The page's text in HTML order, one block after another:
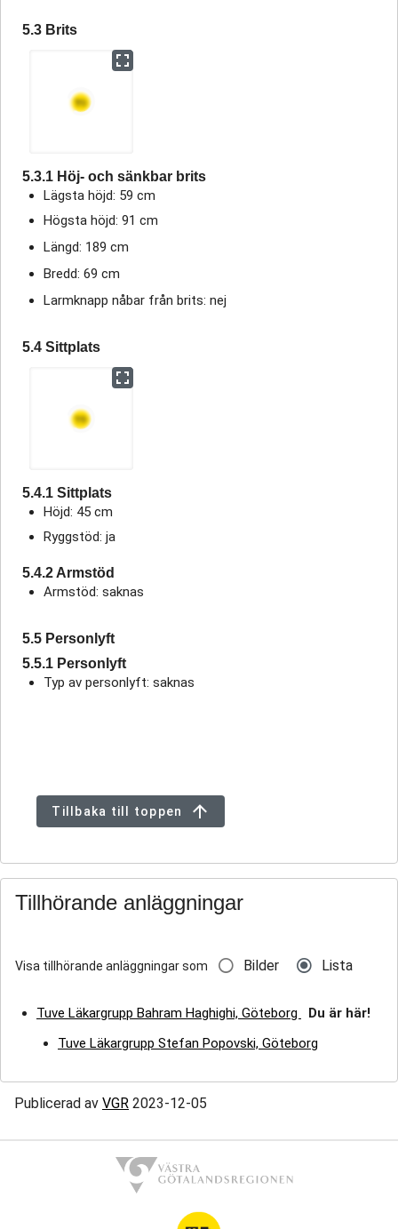
5.3 Brits
5.3.1 Höj- och sänkbar brits
Lägsta höjd: 59 cm
Högsta höjd: 91 cm
Längd: 189 cm
Bredd: 69 cm
Larmknapp nåbar från brits: nej
5.4 Sittplats
5.4.1 Sittplats
Höjd: 45 cm
Ryggstöd: ja
5.4.2 Armstöd
Armstöd: saknas
5.5 Personlyft
5.5.1 Personlyft
Typ av personlyft: saknas
Tillbaka till toppen
Tillhörande anläggningar
Visa tillhörande anläggningar som Bilder Lista
Tuve Läkargrupp Bahram Haghighi, Göteborg
Du är här!
Tuve Läkargrupp Stefan Popovski, Göteborg
Publicerad av VGR 2023-12-05